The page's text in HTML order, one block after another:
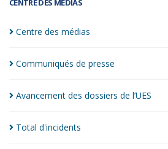
CENTRE DES MÉDIAS
Centre des médias
Communiqués de presse
Avancement des dossiers de l’UES
Total d'incidents